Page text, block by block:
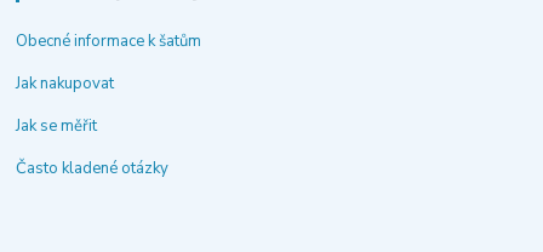
Obecné informace k šatům
Jak nakupovat
Jak se měřit
Často kladené otázky